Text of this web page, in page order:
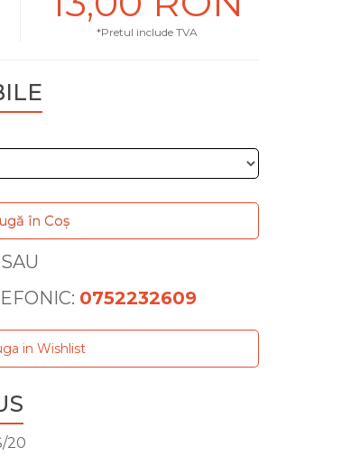
*Pretul include TVA
în Coş
SAU
0752232609
in Wishlist
20